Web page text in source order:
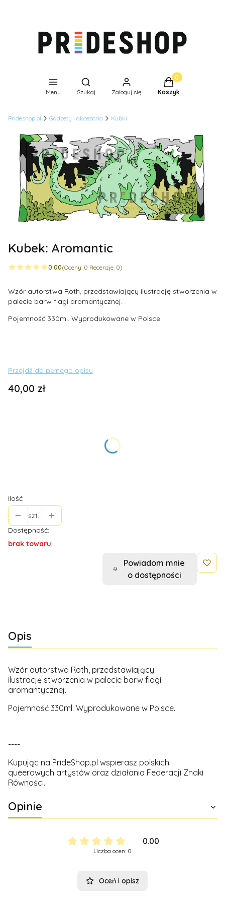
Menu
Otwórz wyszukiwarkę
Szukaj Zaloguj się
Produkty w
Koszyk
Prideshop.pl Gadżety i akcesoria Kubki
Kubek: Aromantic
0.00(Oceny: 0 Recenzje: 0)
Wzór autorstwa Roth, przedstawiający ilustrację stworzenia w
palecie barw flagi aromantycznej.
Pojemność 330ml. Wyprodukowane w Polsce.
Przejdź do pełnego opisu
Cena
40,00 zł
Ilość
szt.
Dostępność:
brak towaru
Powiadom mnie
o dostępności
Opis
Wzór autorstwa Roth, przedstawiający
ilustrację stworzenia w palecie barw flagi
aromantycznej.
Pojemność 330ml. Wyprodukowane w Polsce.
----
Kupując na PrideShop.pl wspierasz polskich
queerowych artystów oraz działania Federacji Znaki
Równości.
Opinie
0.00
Liczba ocen: 0
Oceń i opisz